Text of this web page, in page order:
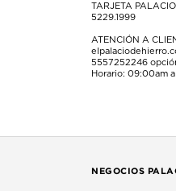
TARJETA
5229.1999
ATENCIÓN A
5557252246
Horario: 09:00am
NEGOCIOS